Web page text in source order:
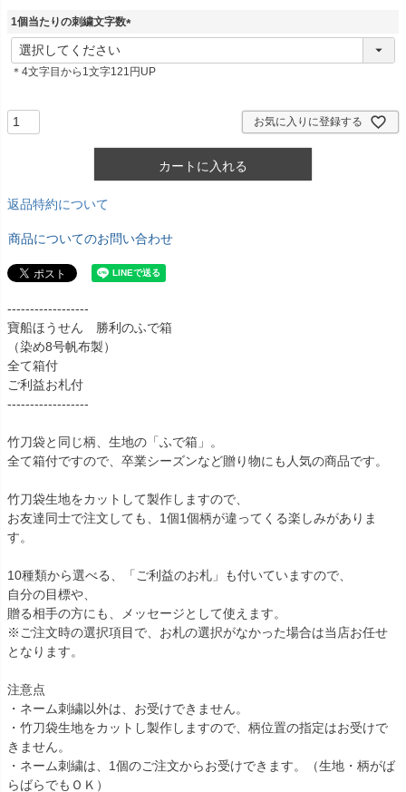
1個当たりの刺繍文字数
(
須
＊4文字目から1文字121円UP
お気に入りに登録する
カートに入れる
返品特約について
商品についてのお問い合わせ
------------------
寶船ほうせん 勝利のふで箱
（染め8号帆布製）
全て箱付
ご利益お札付
------------------
竹刀袋と同じ柄、生地の「ふで箱」。
全て箱付ですので、卒業シーズンなど贈り物にも人気の商品です。
竹刀袋生地をカットして製作しますので、
お友達同士で注文しても、1個1個柄が違ってくる楽しみがありま
す。
10種類から選べる、「ご利益のお札」も付いていますので、
自分の目標や、
贈る相手の方にも、メッセージとして使えます。
※ご注文時の選択項目で、お札の選択がなかった場合は当店お任せ
となります。
注意点
・ネーム刺繍以外は、お受けできません。
・竹刀袋生地をカットし製作しますので、柄位置の指定はお受けで
きません。
・ネーム刺繍は、1個のご注文からお受けできます。（生地・柄がば
らばらでもＯＫ）